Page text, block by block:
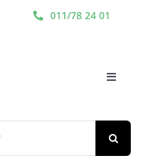
011/78 24 01
Toggle